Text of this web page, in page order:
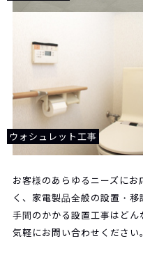
ウォシュレット工事
お客様のあらゆるニーズに
く、家電製品全般の設置・移
手間のかかる設置工事はど
気軽にお問い合わせください。